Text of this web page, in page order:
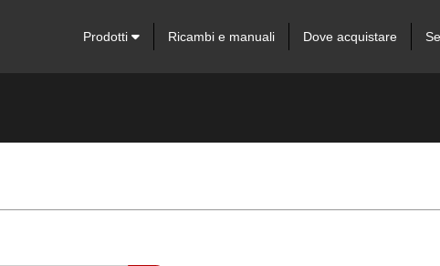
Prodotti Ricambi e manuali Dove acquistare